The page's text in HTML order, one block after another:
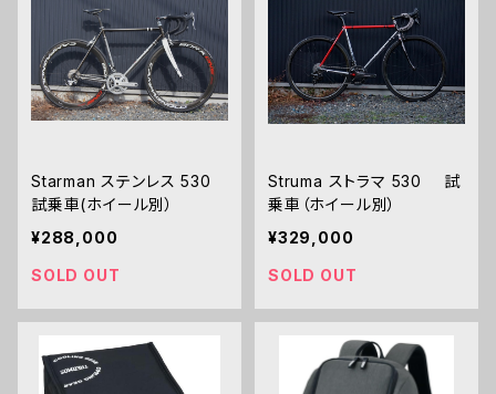
Starman ステンレス 530
試乗車(ホイール別）
¥288,000
SOLD OUT
Struma ストラマ 530 試
乗車（ホイール別）
¥329,000
SOLD OUT